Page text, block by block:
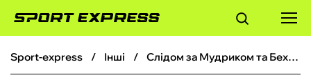
ФУТБОЛ
sport-express інші Слідом за Мудриком та Бех-Романчук: українська стрибунка з трампліна отримала дискваліфікацію через допінг